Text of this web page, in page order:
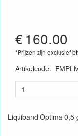
€160.00
*Prijzen zijn exclusief
Artikelcode:
Liquiband Optima 0,5